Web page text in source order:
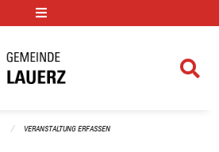
VERANSTALTUNG ERFASSEN